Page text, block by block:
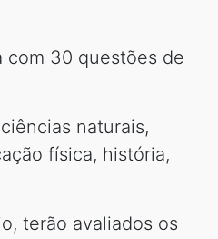
com 30 questões de
naturais,
física, história,
terão avaliados os